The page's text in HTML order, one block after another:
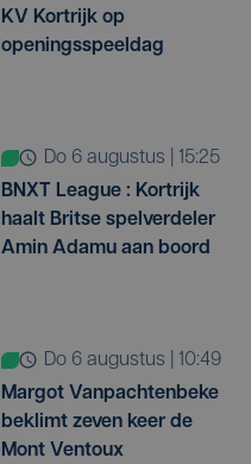
KV Kortrijk op
openingsspeeldag
do 6 augustus | 15:25
BNXT League : Kortrijk
haalt Britse spelverdeler
Amin Adamu aan boord
do 6 augustus | 10:49
Margot Vanpachtenbeke
beklimt zeven keer de
Mont Ventoux